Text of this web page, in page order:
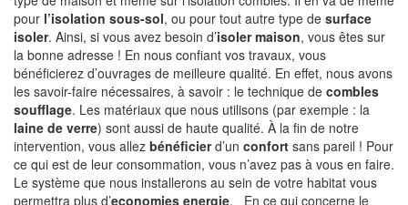
pour l’isolation sous-sol, ou pour tout autre type de surface
isoler. Ainsi, si vous avez besoin d’isoler maison, vous êtes sur
la bonne adresse ! En nous confiant vos travaux, vous
bénéficierez d’ouvrages de meilleure qualité. En effet, nous avons
les savoir-faire nécessaires, à savoir : le technique de combles
soufflage. Les matériaux que nous utilisons (par exemple : la
laine de verre) sont aussi de haute qualité. À la fin de notre
intervention, vous allez bénéficierd’un confort sans pareil ! Pour
ce qui est de leur consommation, vous n’avez pas à vous en faire.
Le système que nous installerons au sein de votre habitat vous
permettra plus d’economies energie. En ce qui concerne le